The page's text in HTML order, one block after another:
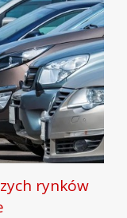
rynków